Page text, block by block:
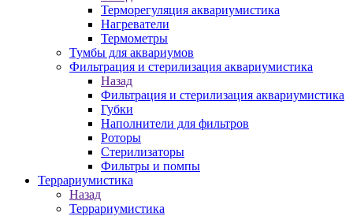
Терморегуляция аквариумистика
Нагреватели
Термометры
Тумбы для аквариумов
Фильтрация и стерилизация аквариумистика
Назад
Фильтрация и стерилизация аквариумистика
Губки
Наполнители для фильтров
Роторы
Стерилизаторы
Фильтры и помпы
Террариумистика
Назад
Террариумистика